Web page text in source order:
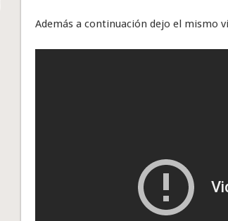
Además a continuación dejo el mismo